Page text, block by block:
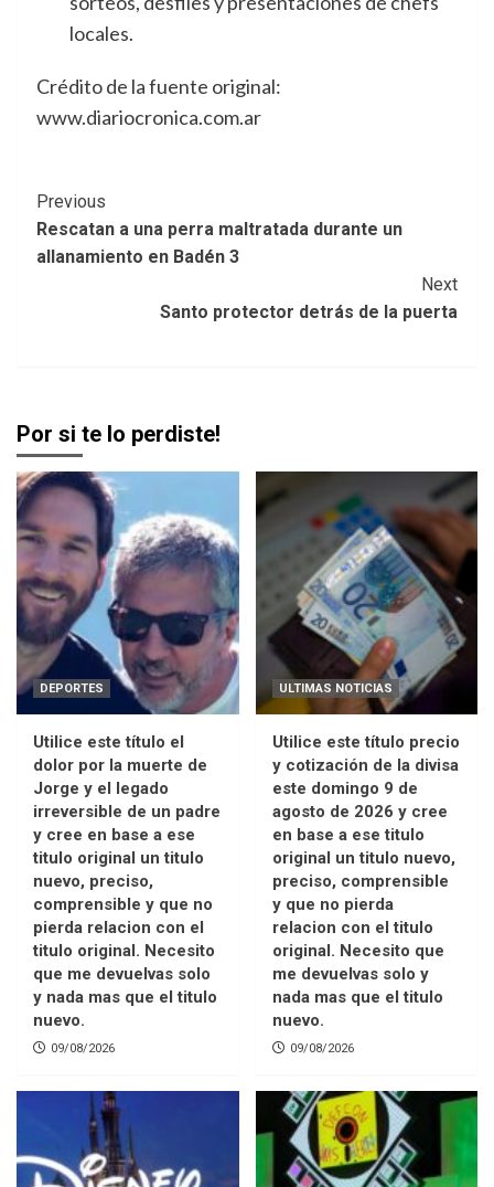
locales.
Crédito de la fuente original:
www.diariocronica.com.ar
Post
Navigation
Previous
Rescatan a una perra maltratada durante un
allanamiento en Badén 3
Next
Santo protector detrás de la puerta
Por si te lo perdiste!
DEPORTES
Utilice este título el
dolor por la muerte de
Jorge y el legado
irreversible de un padre
y cree en base a ese
titulo original un titulo
nuevo, preciso,
comprensible y que no
pierda relacion con el
titulo original. Necesito
que me devuelvas solo
y nada mas que el titulo
nuevo.
09/08/2026
ULTIMAS NOTICIAS
Utilice este título precio
y cotización de la divisa
este domingo 9 de
agosto de 2026 y cree
en base a ese titulo
original un titulo nuevo,
preciso, comprensible
y que no pierda
relacion con el titulo
original. Necesito que
me devuelvas solo y
nada mas que el titulo
nuevo.
09/08/2026